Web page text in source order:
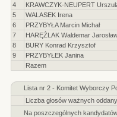
4
KRAWCZYK-NEUPERT
5
WALASEK Irena
6
PRZYBYŁA Marcin Michał
7
HARĘŹLAK Waldemar
8
BURY Konrad Krzysztof
9
PRZYBYŁEK Janina
Razem
Lista nr 2 - Komitet Wyborczy
Liczba głosów ważnych
Na poszczególnych